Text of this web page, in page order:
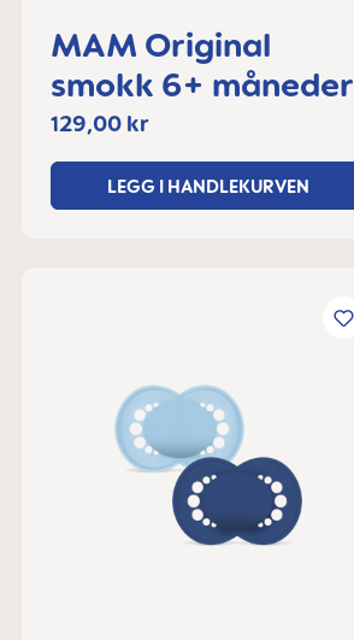
MAM Original
smokk 6+ måneder
129,00 kr
LEGG I HANDLEKURVEN